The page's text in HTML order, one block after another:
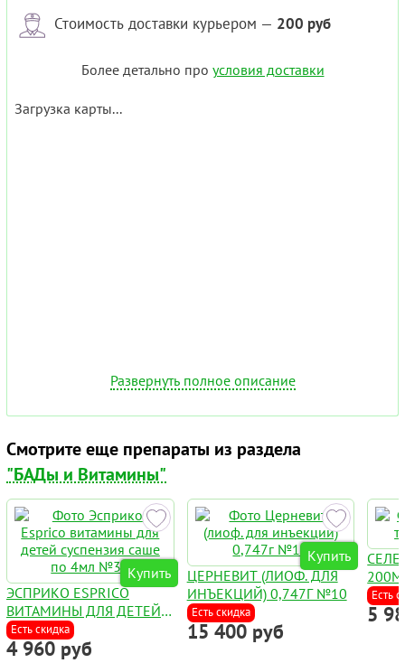
Стоимость доставки курьером — 200 руб
Более детально про условия доставки
Загрузка карты...
Развернуть полное описание
Смотрите еще препараты из раздела
"БАДы и Витамины"
Купить
ЭСПРИКО ESPRICO
ВИТАМИНЫ ДЛЯ ДЕТЕЙ
СУСПЕНЗИЯ САШЕ ПО
4МЛ №30
Есть скидка
4 960 руб
Купить
ЦЕРНЕВИТ (ЛИОФ. ДЛЯ
ИНЪЕКЦИЙ) 0,747Г №10
Есть скидка
15 400 руб
Есть
5